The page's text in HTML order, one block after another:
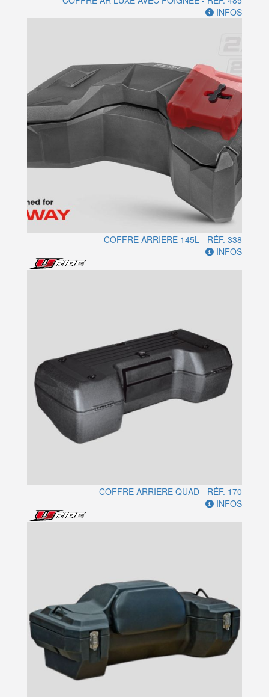
INFOS
COFFRE ARRIERE 145L - RÉF. 338
INFOS
COFFRE ARRIERE QUAD - RÉF. 170
INFOS